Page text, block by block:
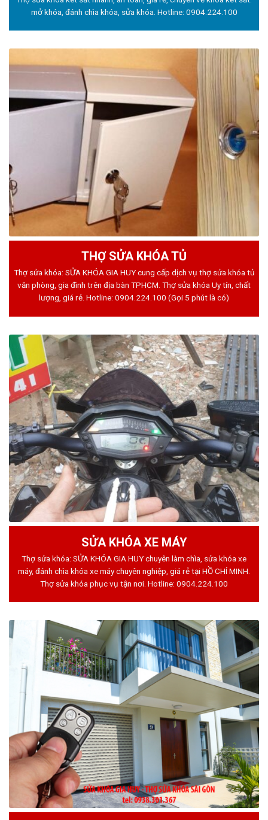
mở khóa, đánh chìa khóa, sửa khóa. Hotline: 0904.224.100
THỢ SỬA KHÓA TỦ
Thợ sửa khóa: SỬA KHÓA GIA HUY cung cấp dịch vụ thợ sửa khóa tủ
văn phòng, gia đình trên địa bàn TPHCM. Thợ sửa khóa Uy tín, chất
lượng, giá rẻ. Hotline: 0904.224.100 (Gọi 5 phút là có)
SỬA KHÓA XE MÁY
Thợ sửa khóa: SỬA KHÓA GIA HUY chuyên làm chìa, sửa khóa xe
máy, đánh chìa khóa xe máy chuyên nghiệp, giá rẻ tại HỒ CHÍ MINH.
Thợ sửa khóa phục vụ tận nơi. Hotline: 0904.224.100